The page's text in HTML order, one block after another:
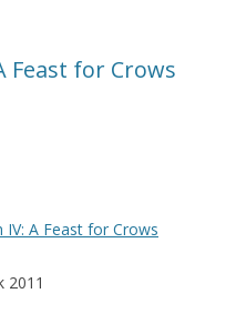
Feast for Crows
IV: A Feast for Crows
2011